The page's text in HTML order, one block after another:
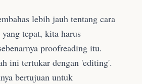
lebih jauh tentang cara
tepat, kita harus
proofreading itu.
ini tertukar dengan 'editing'.
bertujuan untuk